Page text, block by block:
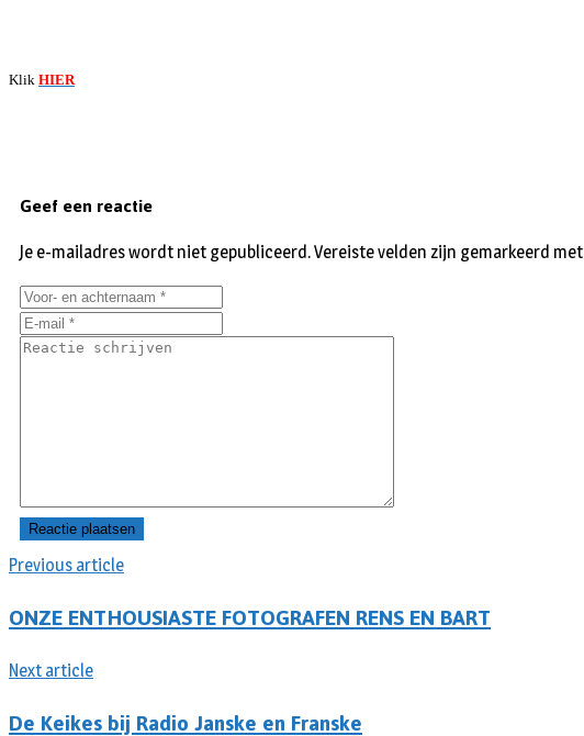
Klik HIER
Previous article
ONZE ENTHOUSIASTE FOTOGRAFEN RENS EN BART
Next article
De Keikes bij Radio Janske en Franske
Geef een reactie
Je e-mailadres wordt niet gepubliceerd.Vereiste velden zijn gemarkeerd met